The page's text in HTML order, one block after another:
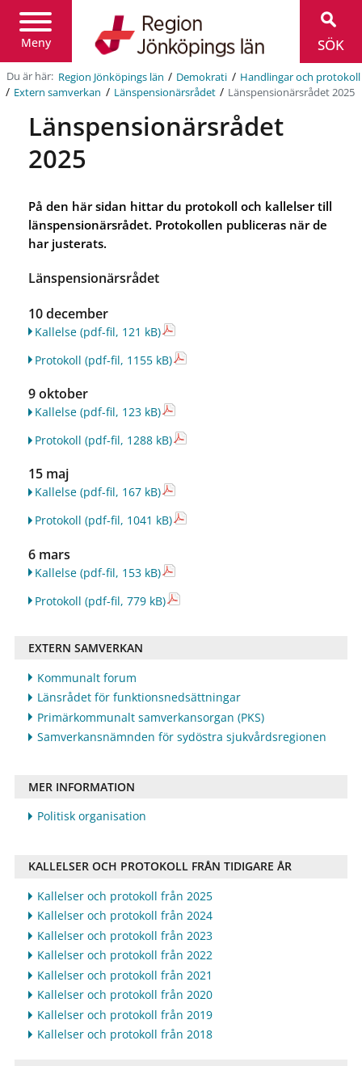
Meny
Jönköpings
län
SÖK
Du är här: Region Jönköpings län / Demokrati / Handlingar och protokoll
/ Extern samverkan / Länspensionärsrådet / Länspensionärsrådet 2025
Länspensionärsrådet
2025
På den här sidan hittar du protokoll och kallelser till
länspensionärsrådet. Protokollen publiceras när de
har justerats.
Länspensionärsrådet
10 december
Kallelse(pdf-fil, 121 kB)
Protokoll (pdf-fil, 1155 kB)
9 oktober
Kallelse(pdf-fil, 123 kB)
Protokoll (pdf-fil, 1288 kB)
15 maj
Kallelse(pdf-fil, 167 kB)
Protokoll (pdf-fil, 1041 kB)
6 mars
Kallelse(pdf-fil, 153 kB)
Protokoll (pdf-fil, 779 kB)
EXTERN SAMVERKAN
Kommunalt forum
Länsrådet för funktionsnedsättningar
Primärkommunalt samverkansorgan (PKS)
Samverkansnämnden för sydöstra sjukvårdsregionen
MER INFORMATION
Politisk organisation
KALLELSER OCH PROTOKOLL FRÅN TIDIGARE ÅR
Kallelser och protokoll från 2025
Kallelser och protokoll från 2024
Kallelser och protokoll från 2023
Kallelser och protokoll från 2022
Kallelser och protokoll från 2021
Kallelser och protokoll från 2020
Kallelser och protokoll från 2019
Kallelser och protokoll från 2018